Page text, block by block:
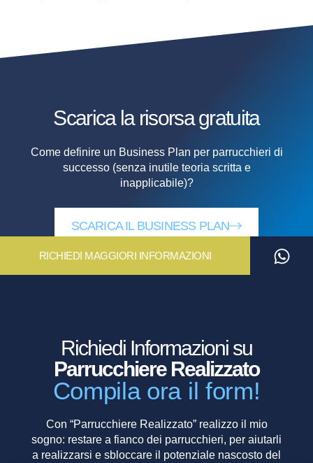
Scarica la risorsagratuita
Come definire un Business Plan per parrucchieri di
successo (senza inutile teoria scritta e
inapplicabile)?
SCARICA IL BUSINESS PLAN
RICHIEDI MAGGIORI INFORMAZIONI
Richiedi Informazioni su
Parrucchiere Realizzato
Compila ora il form!
Con “Parrucchiere Realizzato” realizzo il mio
sogno: restare a fianco dei parrucchieri, per aiutarli
a realizzarsi e sbloccare il potenziale nascosto del